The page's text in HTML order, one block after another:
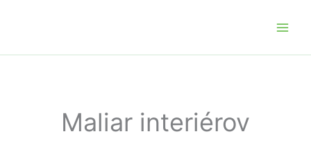
Maliar interiérov